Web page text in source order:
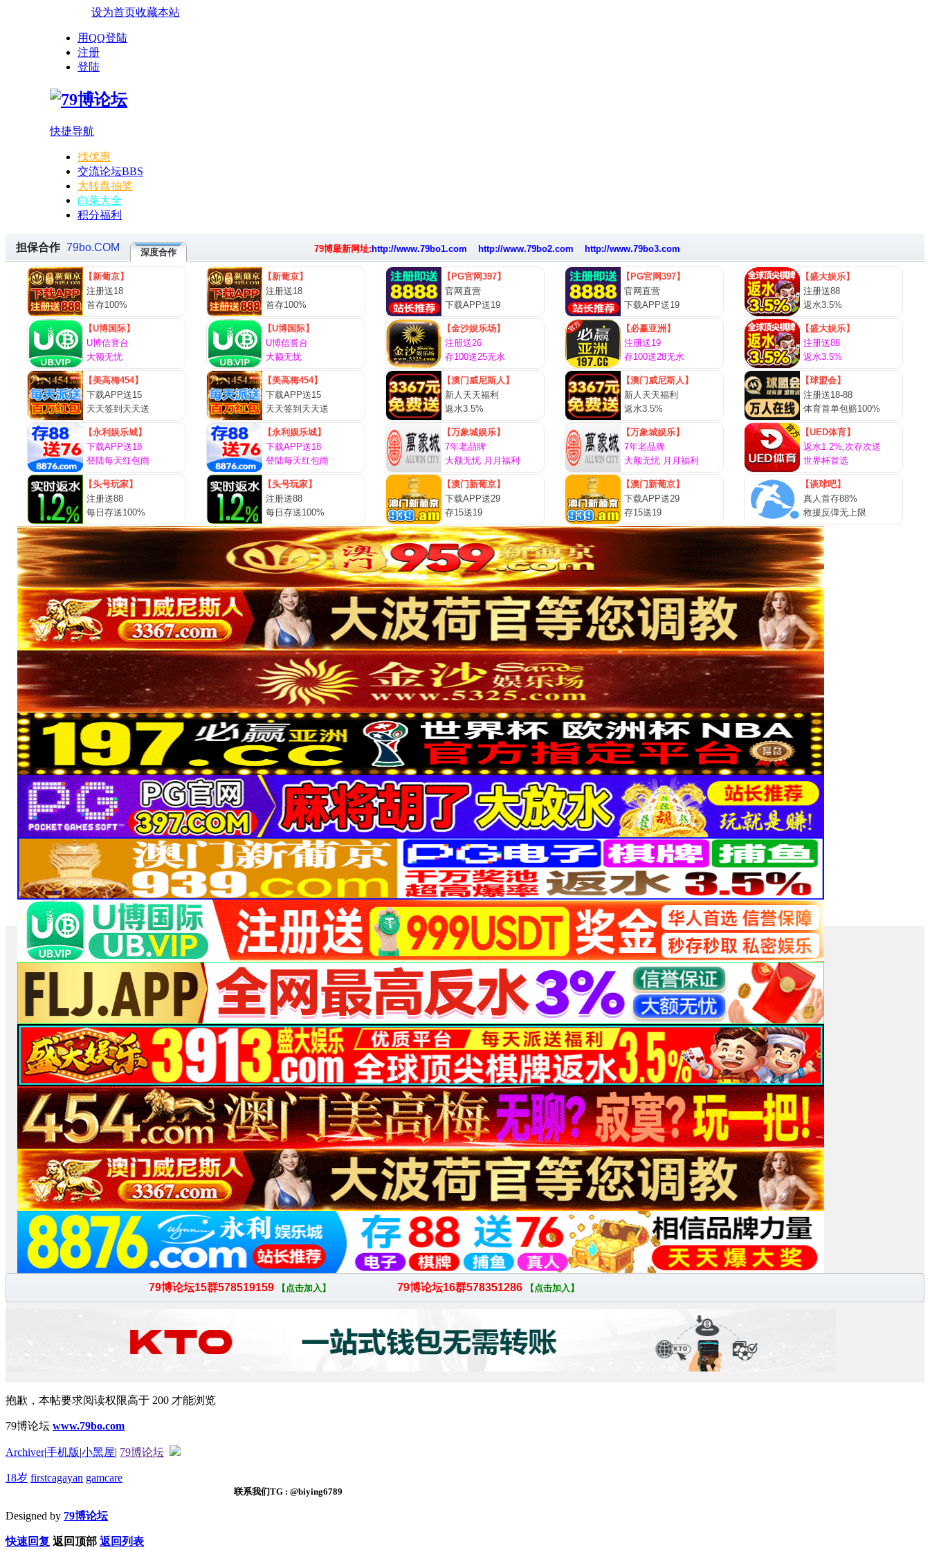
设为首页收藏本站
用QQ登陆
注册
登陆
快捷导航
找优惠
交流论坛BBS
大转盘抽奖
白菜大全
积分福利
抱歉，本帖要求阅读权限高于 200 才能浏览
79博论坛 www.79bo.com
Archiver|手机版|小黑屋| 79博论坛
18岁 firstcagayan gamcare
联系我们TG : @biying6789
Designed by 79博论坛
快速回复 返回顶部 返回列表